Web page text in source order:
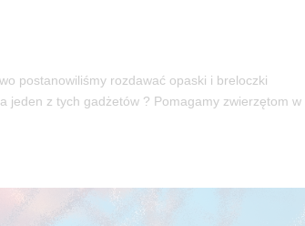
postanowiliśmy rozdawać opaski i breloczki
jeden z tych gadżetów ? Pomagamy zwierzętom w